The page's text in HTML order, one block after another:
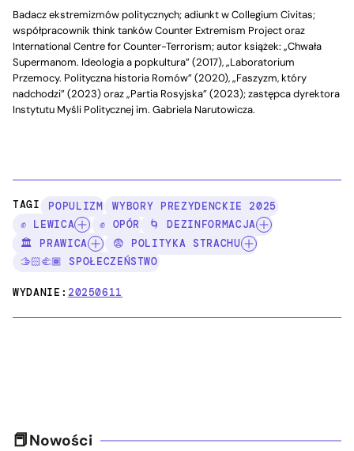
Badacz ekstremizmów politycznych; adiunkt w Collegium Civitas;
współpracownik think tanków Counter Extremism Project oraz
International Centre for Counter-Terrorism; autor książek: „Chwała
Supermanom. Ideologia a popkultura” (2017), „Laboratorium
Przemocy. Polityczna historia Romów” (2020), „Faszyzm, który
nadchodzi” (2023) oraz „Partia Rosyjska” (2023); zastępca dyrektora
Instytutu Myśli Politycznej im. Gabriela Narutowicza.
TAGI: POPULIZM
WYBORY PREZYDENCKIE 2025
✊ LEWICA
✊ OPÓR
🌀 DEZINFORMACJA
🏛️ PRAWICA
😨 POLITYKA STRACHU
🫱🏻‍🫲🏾 SPOŁECZEŃSTWO
WYDANIE:20250611
Nowości